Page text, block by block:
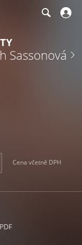
Sassonová
Cena včetně DPH
PDF